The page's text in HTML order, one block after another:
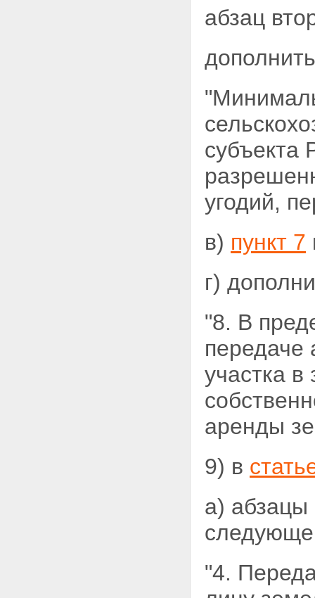
абзац
субъекта
угодий,
в) пункт 7
г)
"8. В
передаче
участка в
аренды
9) в
а)
"4.